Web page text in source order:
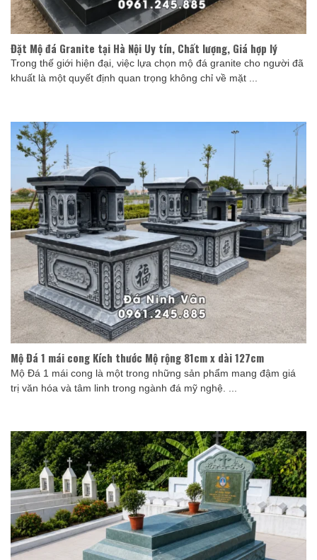
Đặt Mộ đá Granite tại Hà Nội Uy tín, Chất lượng, Giá hợp lý
Trong thế giới hiện đại, việc lựa chọn mộ đá granite cho người đã
khuất là một quyết định quan trọng không chỉ về mặt ...
Mộ Đá 1 mái cong Kích thước Mộ rộng 81cm x dài 127cm
Mộ Đá 1 mái cong là một trong những sản phẩm mang đậm giá
trị văn hóa và tâm linh trong ngành đá mỹ nghệ. ...